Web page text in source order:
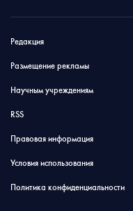
Редакция
Размещение рекламы
Научным учреждениям
RSS
Правовая информация
Условия использования
Политика конфиденциальности